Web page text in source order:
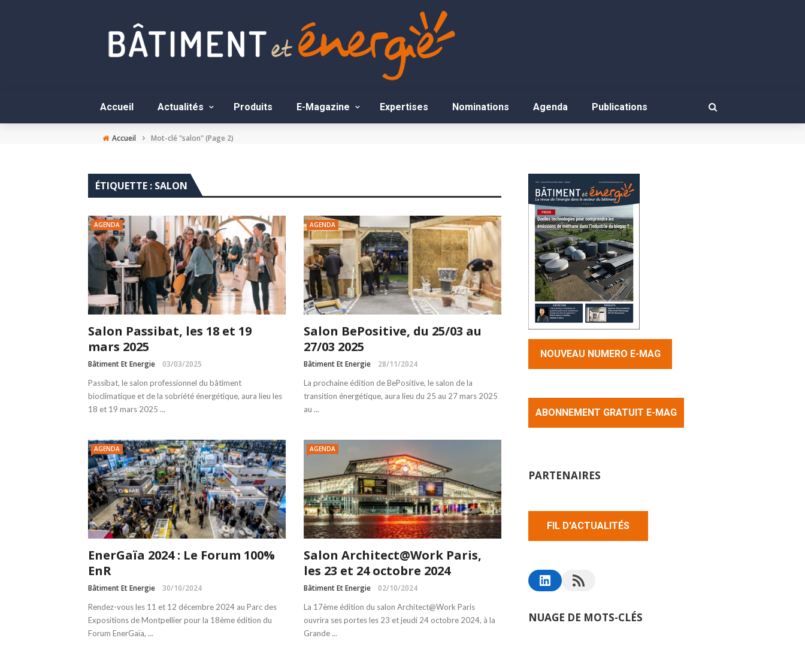
Accueil Actualités Produits E-Magazine Expertises Nominations Agenda Publications
Accueil › Mot-clé "salon"(Page 2)
ÉTIQUETTE : SALON
AGENDA
Salon Passibat, les 18 et 19
mars 2025
Bâtiment Et Energie 03/03/2025
Passibat, le salon professionnel du bâtiment
bioclimatique et de la sobriété énergétique, aura lieu les
18 et 19 mars 2025 ...
AGENDA
Salon BePositive, du 25/03 au
27/03 2025
Bâtiment Et Energie 28/11/2024
La prochaine édition de BePositive, le salon de la
transition énergétique, aura lieu du 25 au 27 mars 2025
au ...
AGENDA
EnerGaïa 2024 : Le Forum 100%
EnR
Bâtiment Et Energie 30/10/2024
Rendez-vous les 11 et 12 décembre 2024 au Parc des
Expositions de Montpellier pour la 18ème édition du
Forum EnerGaïa, ...
AGENDA
Salon Architect@Work Paris,
les 23 et 24 octobre 2024
Bâtiment Et Energie 02/10/2024
La 17ème édition du salon Architect@Work Paris
ouvrira ses portes les 23 et jeudi 24 octobre 2024, à la
Grande ...
NOUVEAU NUMERO E-MAG
ABONNEMENT GRATUIT E-MAG
PARTENAIRES
FIL D'ACTUALITÉS
NUAGE DE MOTS-CLÉS